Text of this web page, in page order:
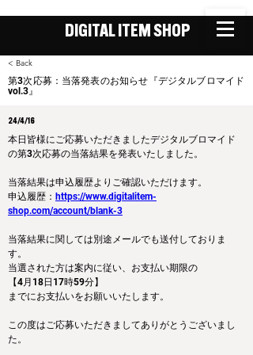
DIGITAL ITEM SHOP
< Back
第3次応募：当落発表のお知らせ『デジタルブロマイド
vol.3』
24/4/16
本日皆様にご応募いただきましたデジタルブロマイド
の第3次応募の当落結果を発表いたしました。
当落結果は申込履歴よりご確認いただけます。
申込履歴： https://www.digitalitem-
shop.com/account/blank-3
当落結果に関しては別途メールでも送付しておりま
す。
当選された方は案内に従い、お支払い期限の
【4月18日17時59分】
までにお支払いをお願いいたします。
この度はご応募いただきましてありがとうございまし
た。